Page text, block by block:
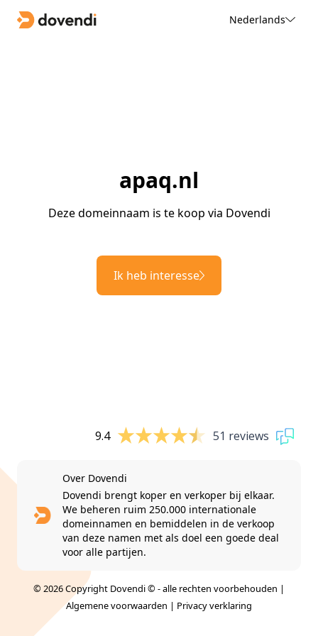
Nederlands
apaq.nl
Deze domeinnaam is te koop via Dovendi
Ik heb interesse
9.4 51 reviews
Over Dovendi
Dovendi brengt koper en verkoper bij elkaar.
We beheren ruim 250.000 internationale
domeinnamen en bemiddelen in de verkoop
van deze namen met als doel een goede deal
voor alle partijen.
© 2026 Copyright Dovendi © - alle rechten voorbehouden |
Algemene voorwaarden | Privacy verklaring